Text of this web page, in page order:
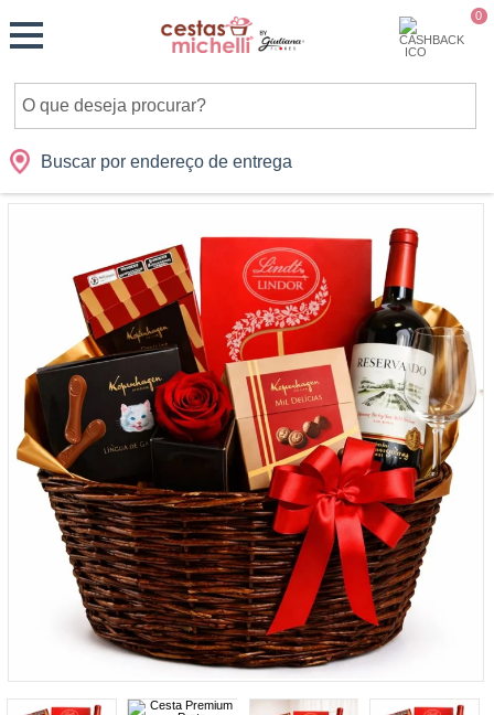
0
Buscar por endereço de entrega
Cidades Presentes Datas Shopping
Monte
sua
Cesta